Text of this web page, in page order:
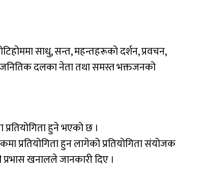
साधु, सन्त, महन्तहरूको दर्शन, प्रवचन,
दलका नेता तथा समस्त भक्तजनको
प्रतियोगिता हुने भएको छ ।
प्रतियोगिता हुन लागेको प्रतियोगिता संयोजक
खनालले जानकारी दिए ।